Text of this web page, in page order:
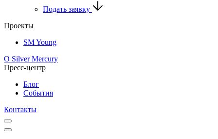
Подать заявку
Проекты
SM Young
О Silver Mercury
Пресс-центр
Блог
События
Контакты